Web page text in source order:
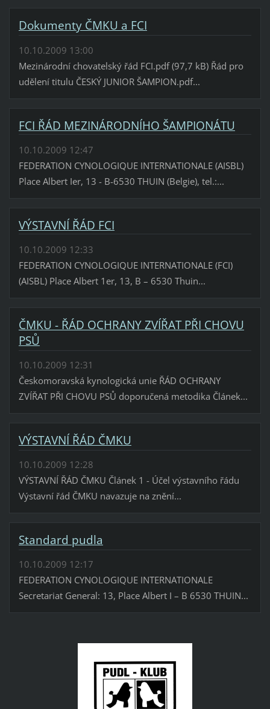
Dokumenty ČMKU a FCI
10.10.2009 13:00
Mezinárodní chovatelský řád FCI.pdf (97,7 kB) Řád pro
udělení titulu ČESKÝ JUNIOR ŠAMPION.pdf...
FCI ŘÁD MEZINÁRODNÍHO ŠAMPIONÁTU
10.10.2009 12:47
FEDERATION CYNOLOGIQUE INTERNATIONALE (AISBL)
Place Albert Ier, 13 - B-6530 THUIN (Belgie), tel.:...
VÝSTAVNÍ ŘÁD FCI
10.10.2009 12:33
FEDERATION CYNOLOGIQUE INTERNATIONALE (FCI)
(AISBL) Place Albert 1er, 13, B – 6530 Thuin...
ČMKU - ŘÁD OCHRANY ZVÍŘAT PŘI CHOVU
PSŮ
10.10.2009 12:31
Českomoravská kynologická unie ŘÁD OCHRANY
ZVÍŘAT PŘI CHOVU PSŮ doporučená metodika Článek...
VÝSTAVNÍ ŘÁD ČMKU
10.10.2009 12:28
VÝSTAVNÍ ŘÁD ČMKU Článek 1 - Účel výstavního řádu
Výstavní řád ČMKU navazuje na znění...
Standard pudla
10.10.2009 12:17
FEDERATION CYNOLOGIQUE INTERNATIONALE
Secretariat General: 13, Place Albert I – B 6530 THUIN...